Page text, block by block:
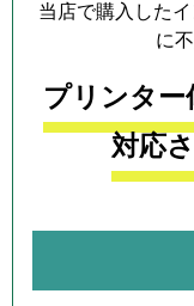
当店で購入した
に
プリンター
対応